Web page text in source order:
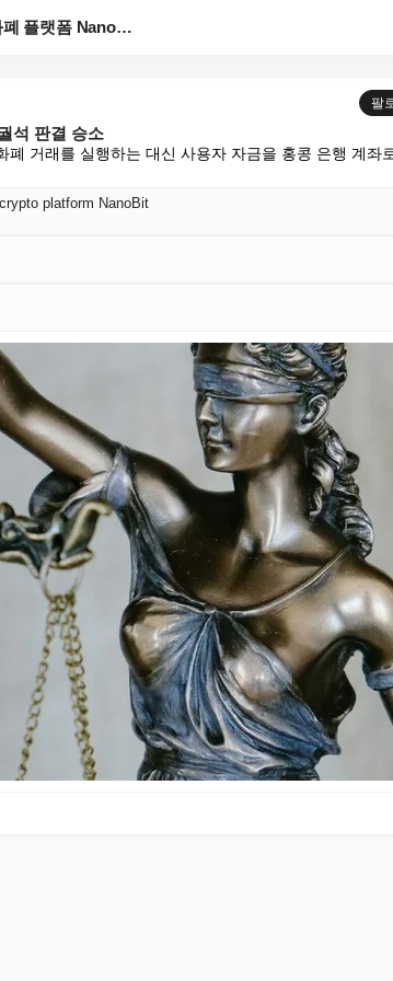
SEC, 가짜 암호화폐 플랫폼 NanoBit 관련 55...
팔
석 판결 승소
거래를 실행하는 대신 사용자 자금을 홍콩 은행 계좌
platform NanoBit